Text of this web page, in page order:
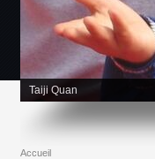
Taiji Quan
Accueil